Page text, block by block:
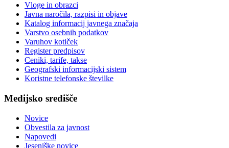
Vloge in obrazci
Javna naročila, razpisi in objave
Katalog informacij javnega značaja
Varstvo osebnih podatkov
Varuhov kotiček
Register predpisov
Ceniki, tarife, takse
Geografski informacijski sistem
Koristne telefonske številke
Medijsko središče
Novice
Obvestila za javnost
Napovedi
Jeseniške novice